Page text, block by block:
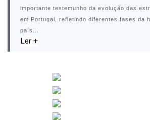
importante testemunho da evolução das
em Portugal, refletindo diferentes fases da
país...
Ler +